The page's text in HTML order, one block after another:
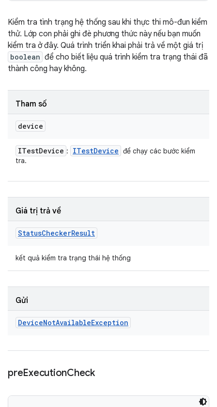
Kiểm tra tình trạng hệ thống sau khi thực thi mô-đun kiểm
thử. Lớp con phải ghi đè phương thức này nếu bạn muốn
kiểm tra ở đây. Quá trình triển khai phải trả về một giá trị
boolean để cho biết liệu quá trình kiểm tra trạng thái đã
thành công hay không.
Tham số
device
ITestDevice : ITestDevice để chạy các bước kiểm
tra.
Giá trị trả về
StatusCheckerResult
kết quả kiểm tra trạng thái hệ thống
Gửi
DeviceNotAvailableException
preExecutionCheck